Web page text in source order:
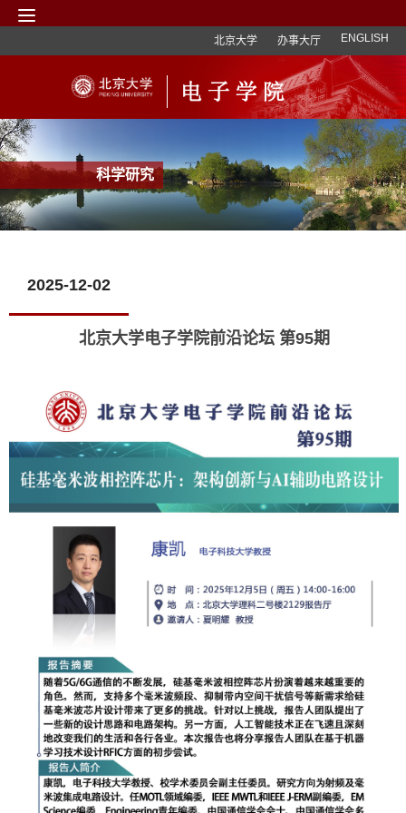
北京大学 办事大厅 ENGLISH
科学研究
2025-12-02
北京大学电子学院前沿论坛 第95期